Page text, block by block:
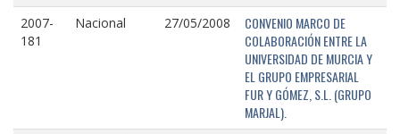
2007-
181
Nacional 27/05/2008
CONVENIO MARCO DE
COLABORACIÓN ENTRE LA
UNIVERSIDAD DE MURCIA Y
EL GRUPO EMPRESARIAL
FUR Y GÓMEZ, S.L. (GRUPO
MARJAL).